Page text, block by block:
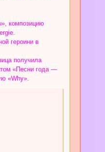
композицию
героини в
получила
«Песни года —
«Why».